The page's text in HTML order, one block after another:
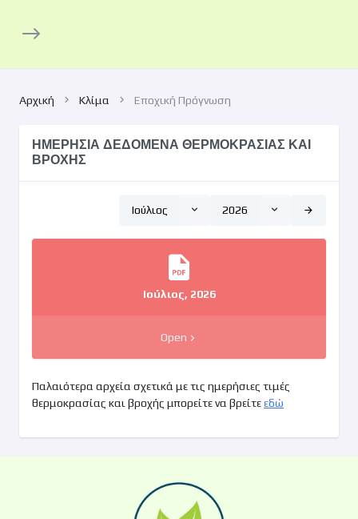
Αρχική Κλίμα Εποχική Πρόγνωση
ΗΜΕΡΗΣΙΑ ΔΕΔΟΜΕΝΑ ΘΕΡΜΟΚΡΑΣΙΑΣ ΚΑΙ
ΒΡΟΧΗΣ
Ιούλιος 2026
Ιούλιος, 2026
Open
Παλαιότερα αρχεία σχετικά με τις ημερήσιες τιμές
θερμοκρασίας και βροχής μπορείτε να βρείτεεδώ